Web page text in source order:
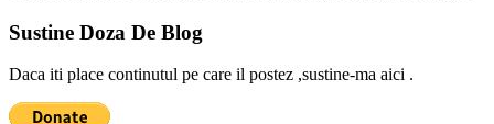
Sustine Doza De Blog
Daca iti place continutul pe care il postez ,sustine-ma aici .